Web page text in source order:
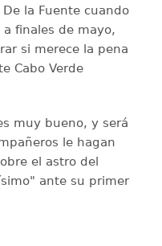
la Fuente cuando
finales de mayo,
si merece la pena
Cabo Verde
muy bueno, y será
le hagan
el astro del
ante su primer